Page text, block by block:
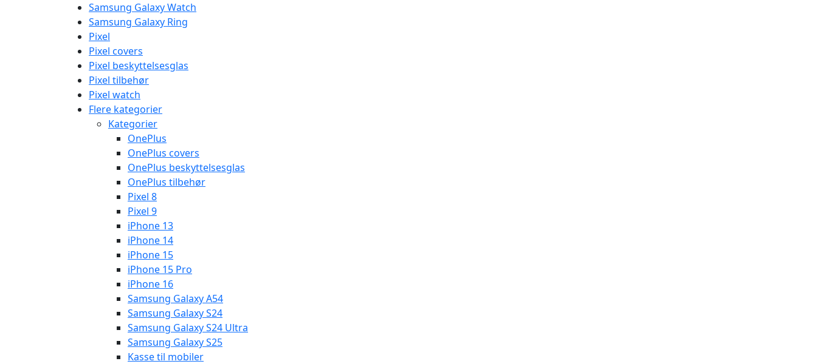
Samsung Galaxy Watch
Samsung Galaxy Ring
Pixel
Pixel covers
Pixel beskyttelsesglas
Pixel tilbehør
Pixel watch
Flere kategorier
Kategorier
OnePlus
OnePlus covers
OnePlus beskyttelsesglas
OnePlus tilbehør
Pixel 8
Pixel 9
iPhone 13
iPhone 14
iPhone 15
iPhone 15 Pro
iPhone 16
Samsung Galaxy A54
Samsung Galaxy S24
Samsung Galaxy S24 Ultra
Samsung Galaxy S25
Kasse til mobiler